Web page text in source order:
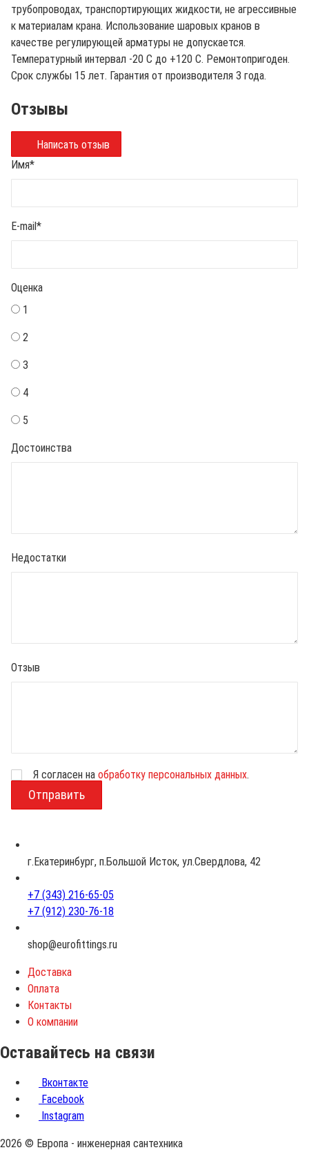
трубопроводах, транспортирующих жидкости, не агрессивные
к материалам крана. Использование шаровых кранов в
качестве регулирующей арматуры не допускается.
Температурный интервал -20 С до +120 С. Ремонтопригоден.
Срок службы 15 лет. Гарантия от производителя 3 года.
Отзывы
Написать отзыв
Имя*
E-mail*
Оценка
1
2
3
4
5
Достоинства
Недостатки
Отзыв
з
Я согласен на обработку персональных данных.
г.Екатеринбург, п.Большой Исток, ул.Свердлова, 42
+7 (343) 216-65-05
+7 (912) 230-76-18
shop@eurofittings.ru
Доставка
Оплата
Контакты
О компании
Оставайтесь на связи
Вконтакте
Facebook
Instagram
2026 © Европа - инженерная сантехника